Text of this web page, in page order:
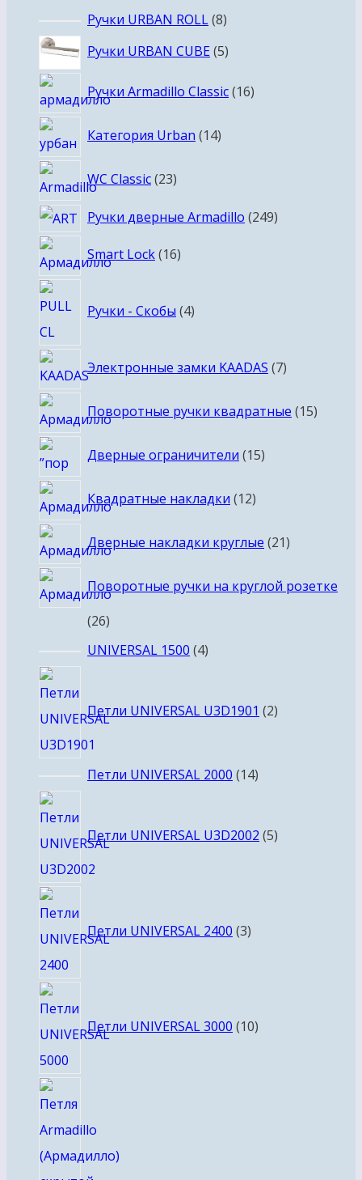
товара
Ручки URBAN ROLL 88
товаров
Ручки URBAN CUBE 55
Ручки Armadillo Classic 1616
Категория Urban 1414
WC Classic 2323
Ручки дверные Armadillo 249249
Smart Lock 1616
Ручки - Скобы 4товара
Электронные замки KAADAS 77
Поворотные ручки квадратные 1515
Дверные ограничители 1515
Квадратные накладки 1212
Дверные накладки круглые 2121
Поворотные ручки на круглой розетке
2626
товаров
UNIVERSAL 1500 44
Петли UNIVERSAL U3D1901 2товара
Петли UNIVERSAL 2000 1414
Петли UNIVERSAL U3D2002 5товаров
Петли UNIVERSAL 2400 3товара
Петли UNIVERSAL 3000 10товаров